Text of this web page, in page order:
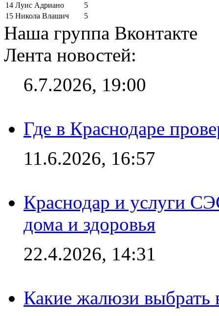
14 Луис Адриано
5
15 Никола Влашич 5
Наша группа Вконтакте
Лента новостей:
6.7.2026, 19:00
Где в Краснодаре
11.6.2026, 16:57
Краснодар и услуги
дома и здоровья
22.4.2026, 14:31
Какие жалюзи выбрать